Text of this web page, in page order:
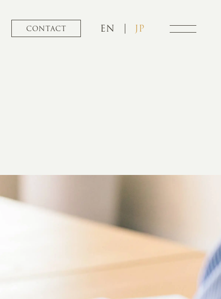
CONTACT EN JP